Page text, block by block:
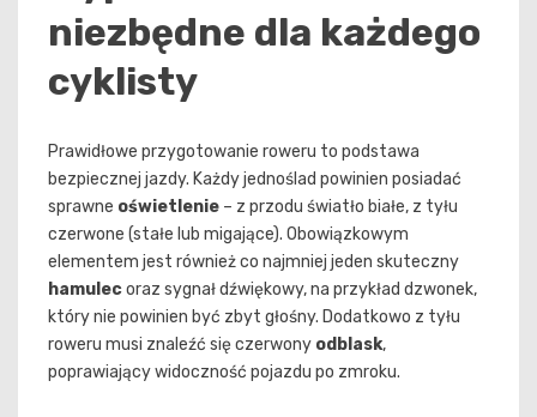
niezbędne dla każdego
cyklisty
Prawidłowe przygotowanie roweru to podstawa
bezpiecznej jazdy. Każdy jednoślad powinien posiadać
sprawne oświetlenie – z przodu światło białe, z tyłu
czerwone (stałe lub migające). Obowiązkowym
elementem jest również co najmniej jeden skuteczny
hamulecoraz sygnał dźwiękowy, na przykład dzwonek,
który nie powinien być zbyt głośny. Dodatkowo z tyłu
roweru musi znaleźć się czerwony odblask,
poprawiający widoczność pojazdu po zmroku.